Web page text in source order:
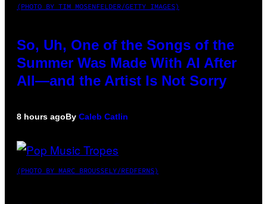
(PHOTO BY TIM MOSENFELDER/GETTY IMAGES)
So, Uh, One of the Songs of the
Summer Was Made With AI After
All—and the Artist Is Not Sorry
8 hours agoBy Caleb Catlin
(PHOTO BY MARC BROUSSELY/REDFERNS)